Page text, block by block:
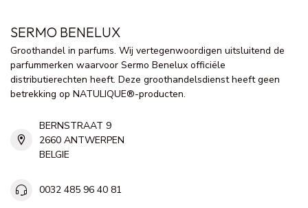
SERMO BENELUX
Groothandel in parfums. Wij vertegenwoordigen uitsluitend de
parfummerken waarvoor Sermo Benelux officiële
distributierechten heeft. Deze groothandelsdienst heeft geen
betrekking op NATULIQUE®-producten.
BERNSTRAAT 9
2660 ANTWERPEN
BELGIE
0032 485 96 40 81